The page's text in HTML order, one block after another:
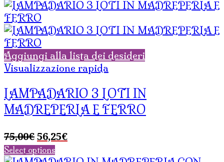
Aggiungi alla lista dei desideri
Visualizzazione rapida
LAMPADARIO 3 LOTI IN
MADREPERLA E FERRO
75,00€ Il
prezzo
56,25€Il
Select options